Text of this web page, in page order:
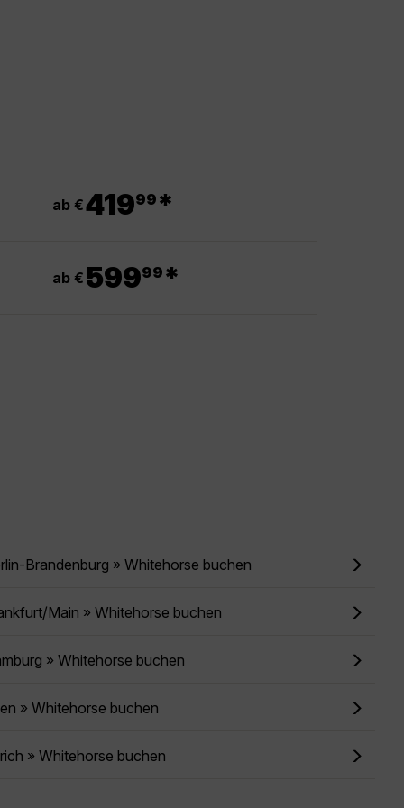
ab €41999 *
ab € 59999 *
Brandenburg » Whitehorse buchen
Main » Whitehorse buchen
» Whitehorse buchen
» Whitehorse buchen
» Whitehorse buchen